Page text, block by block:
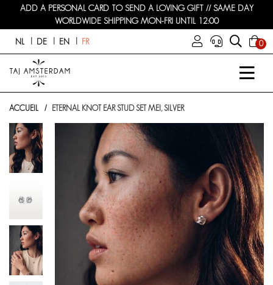
ADD A PERSONAL CARD TO SEND A LOVING GIFT // SAME DAY
WORLDWIDE SHIPPING MON-FRI UNTIL 12:00
NL DE EN FR 0
ACCUEIL ETERNAL KNOT EAR STUD SET MEI, SILVER